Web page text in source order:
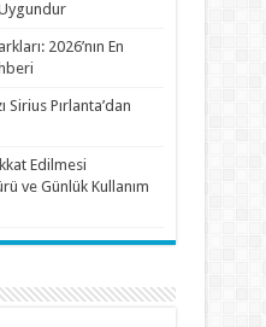
2026’nın En
Sirius Pırlanta’dan
Edilmesi
ve Günlük Kullanım